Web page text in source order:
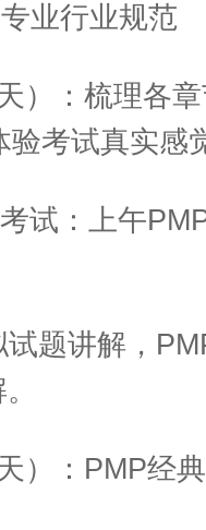
业行业规范
）：梳理各
验考试真实感
试：上午
题讲解，
）：PMP经